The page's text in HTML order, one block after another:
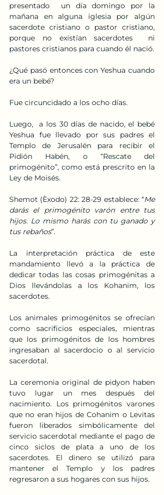
presentado  un día domingo por la
mañana en alguna iglesia por algún
sacerdote cristiano o pastor cristiano,
porque no existían sacerdotes  ni
pastores cristianos para cuando él nació.
¿Qué pasó entonces con Yeshua cuando
era un bebé?
Fue circuncidado a los ocho días.
Luego,  a los 30 días de nacido, el bebé
Yeshua fue llevado por sus padres el
Templo de Jerusalén para recibir el
Pidión Habén, o “Rescate del
primogénito”, como está prescrito en la
Ley de Moisés.
Shemot (Èxodo) 22: 28-29 establece: “Me
darás el primogénito varón entre tus
hijos. Lo mismo harás con tu ganado y
tus rebaños”.
La interpretación práctica de este
mandamiento llevó a la práctica de
dedicar todas las cosas primogénitas a
Dios llevándolas a los Kohanim, los
sacerdotes.
Los animales primogénitos se ofrecían
como sacrificios especiales, mientras
que los primogénitos de los hombres
ingresaban al sacerdocio o al servicio
sacerdotal.
La ceremonia original de pidyon haben
tuvo lugar un mes después del
nacimiento. Los primogénitos varones
que no eran hijos de Cohanim o Levitas
fueron liberados simbólicamente del
servicio sacerdotal mediante el pago de
cinco siclos de plata a uno de los
sacerdotes. El dinero se utilizó para
mantener el Templo y los padres
regresaron a sus hogares con sus hijos.